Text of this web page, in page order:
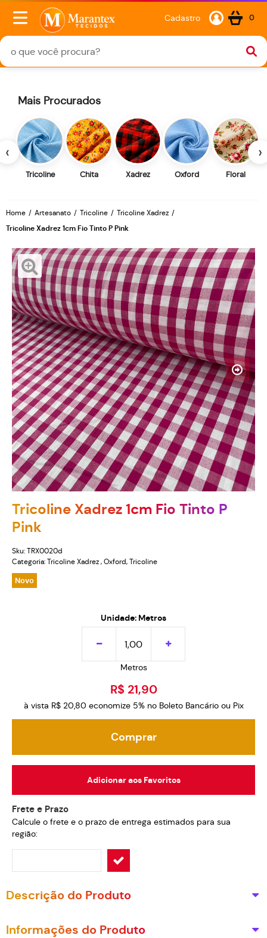
Cadastro 0
‹
Mais Procurados
Tricoline Chita Xadrez Oxford Floral
›
Home Artesanato Tricoline Tricoline Xadrez
Tricoline Xadrez 1cm Fio Tinto P Pink
Tricoline Xadrez 1cm Fio Tinto P
Pink
Sku: TRX0020d
Categoria: Tricoline Xadrez , Oxford, Tricoline
Novo
Unidade: Metros
Metros
R$ 21,90
à vista R$ 20,80 economize 5% no Boleto Bancário ou Pix
Comprar
Adicionar aos Favoritos
Frete e Prazo
Calcule o frete e o prazo de entrega estimados para sua
região:
Descrição do Produto
Informações do Produto